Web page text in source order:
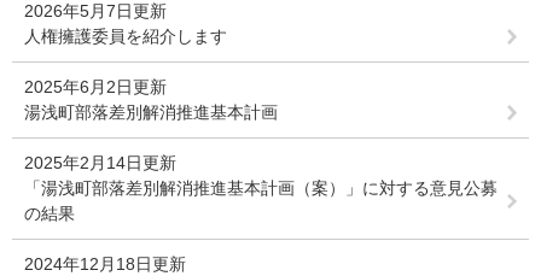
2026年5月7日更新
人権擁護委員を紹介します
2025年6月2日更新
湯浅町部落差別解消推進基本計画
2025年2月14日更新
「湯浅町部落差別解消推進基本計画（案）」に対する意見公募
の結果
2024年12月18日更新